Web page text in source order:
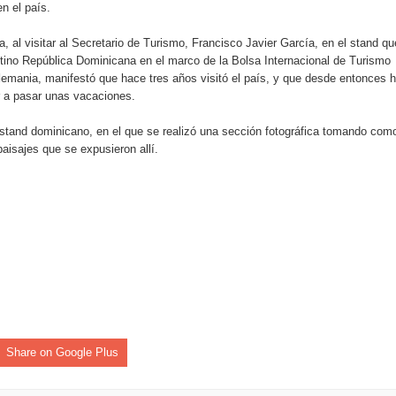
del Premio Nacional de Artes Visuales
Banreservas lanzan convocatoria para residencias artísticas
con una noche de fusiones e invitados de lujo en el
retos y oportunidades del sistema financiero nacional
impulsada por la franquicia dominicana más taquillera del
como vicepresidenta ejecutiva de Fiduciaria Reservas
de Oficina Regional Este en La Romana
para emprendedoras en la segunda edición del Summit
el país.
al visitar al Secretario de Turismo, Francisco Javier García, en el stand
República Dominicana en el marco de la Bolsa Internacional de Turismo
manifestó que hace tres años visitó el país, y que desde entonces
pasar unas vacaciones.
dominicano, en el que se realizó una sección fotográfica tomando
que se expusieron allí.
Share on Google Plus